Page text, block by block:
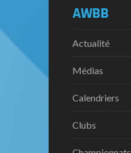
AWBB
Actualité
Médias
Calendriers
Clubs